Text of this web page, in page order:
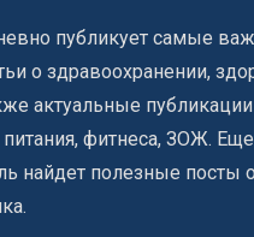
публикует самые
о здравоохранении,
актуальные
фитнеса, ЗОЖ. Еще
найдет полезные посты о